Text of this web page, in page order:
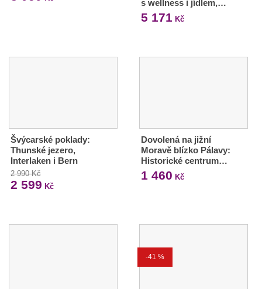
s wellness i jídlem,…
5 171 Kč
Švýcarské poklady:
Thunské jezero,
Interlaken i Bern
2 990 Kč
2 599 Kč
Dovolená na jižní
Moravě blízko Pálavy:
Historické centrum…
1 460 Kč
-41 %